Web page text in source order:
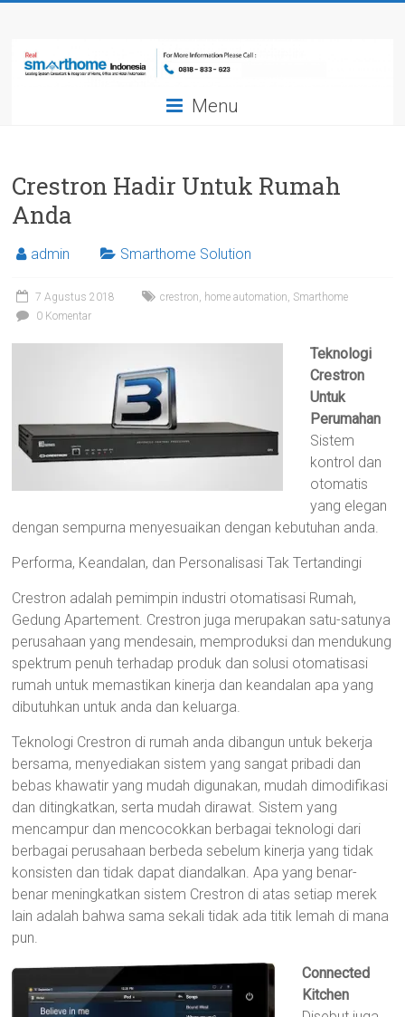
Smarthome
Indonesia
&
Integrator
of
Office
Hotel
Automation
Menu
Crestron Hadir Untuk Rumah
Anda
admin Smarthome Solution
7 Agustus 2018 crestron home automation Smarthome
0 Komentar
Teknologi
Crestron
Untuk
Perumahan
Sistem
kontrol dan
otomatis
yang elegan
dengan sempurna menyesuaikan dengan kebutuhan anda.
Performa, Keandalan, dan Personalisasi Tak Tertandingi
Crestron adalah pemimpin industri otomatisasi Rumah,
Gedung Apartement. Crestron juga merupakan satu-satunya
perusahaan yang mendesain, memproduksi dan mendukung
spektrum penuh terhadap produk dan solusi otomatisasi
rumah untuk memastikan kinerja dan keandalan apa yang
dibutuhkan untuk anda dan keluarga.
Teknologi Crestron di rumah anda dibangun untuk bekerja
bersama, menyediakan sistem yang sangat pribadi dan
bebas khawatir yang mudah digunakan, mudah dimodifikasi
dan ditingkatkan, serta mudah dirawat. Sistem yang
mencampur dan mencocokkan berbagai teknologi dari
berbagai perusahaan berbeda sebelum kinerja yang tidak
konsisten dan tidak dapat diandalkan. Apa yang benar-
benar meningkatkan sistem Crestron di atas setiap merek
lain adalah bahwa sama sekali tidak ada titik lemah di mana
pun.
Connected
Kitchen